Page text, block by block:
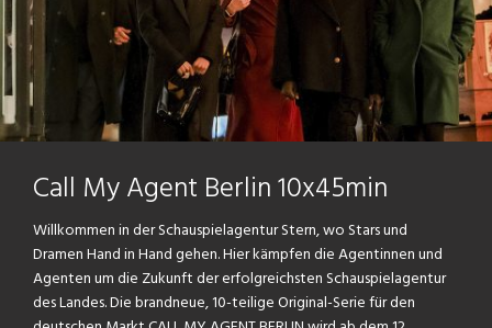
Call My Agent Berlin 10x45min
Willkommen in der Schauspielagentur Stern, wo Stars und
Dramen Hand in Hand gehen. Hier kämpfen die Agentinnen und
Agenten um die Zukunft der erfolgreichsten Schauspielagentur
des Landes. Die brandneue, 10-teilige Original-Serie für den